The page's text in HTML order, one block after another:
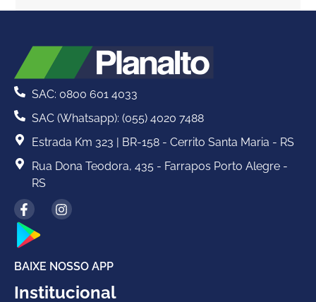
SAC: 0800 601 4033
SAC (Whatsapp): (055) 4020 7488
Estrada Km 323 | BR-158 - Cerrito Santa Maria - RS
Rua Dona Teodora, 435 - Farrapos Porto Alegre -
RS
BAIXE NOSSO APP
Institucional